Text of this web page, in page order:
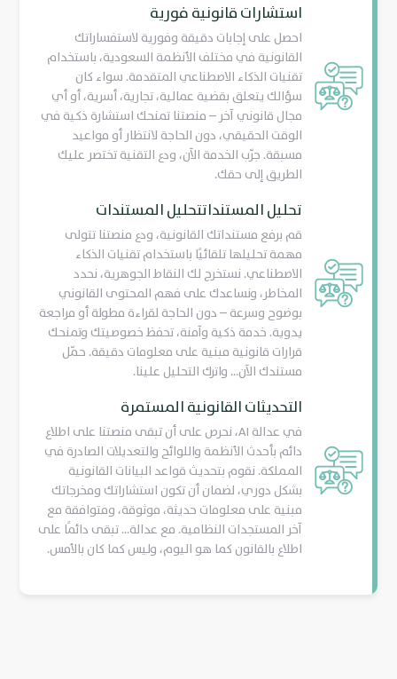
استشارات قانونية فورية
احصل على إجابات دقيقة وفورية لاستفساراتك
القانونية في مختلف الأنظمة السعودية، باستخدام
تقنيات الذكاء الاصطناعي المتقدمة. سواء كان
سؤالك يتعلق بقضية عمالية، تجارية، أسرية، أو أي
مجال قانوني آخر – منصتنا تمنحك استشارة ذكية في
الوقت الحقيقي، دون الحاجة لانتظار أو مواعيد
مسبقة. جرّب الخدمة الآن، ودع التقنية تختصر عليك
الطريق إلى حقك.
تحليل المستنداتتحليل المستندات
قم برفع مستنداتك القانونية، ودع منصتنا تتولى
مهمة تحليلها تلقائيًا باستخدام تقنيات الذكاء
الاصطناعي. نستخرج لك النقاط الجوهرية، نحدد
المخاطر، ونساعدك على فهم المحتوى القانوني
بوضوح وسرعة – دون الحاجة لقراءة مطولة أو مراجعة
يدوية. خدمة ذكية وآمنة، تحفظ خصوصيتك وتمنحك
قرارات قانونية مبنية على معلومات دقيقة. حمّل
مستندك الآن... واترك التحليل علينا.
التحديثات القانونية المستمرة
في عدالة AI، نحرص على أن تبقى منصتنا على اطلاع
دائم بأحدث الأنظمة واللوائح والتعديلات الصادرة في
المملكة. نقوم بتحديث قواعد البيانات القانونية
بشكل دوري، لضمان أن تكون استشاراتك ومخرجاتك
مبنية على معلومات حديثة، موثوقة، ومتوافقة مع
آخر المستجدات النظامية. مع عدالة... تبقى دائمًا على
اطلاع بالقانون كما هو اليوم، وليس كما كان بالأمس.